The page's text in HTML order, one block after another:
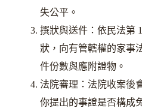
失公平。
撰狀與送件：依民法第
狀，向有管轄權的家事
件份數與應附證物。
法院審理：法院收案後
你提出的事證是否構成